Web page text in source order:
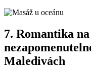
7. Romantika
Maledivách